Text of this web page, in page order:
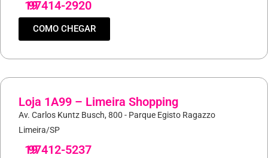
19
97414-2920
COMO CHEGAR
Loja 1A99 – Limeira Shopping
Av. Carlos Kuntz Busch, 800 - Parque Egisto Ragazzo
Limeira/SP
19
97412-5237